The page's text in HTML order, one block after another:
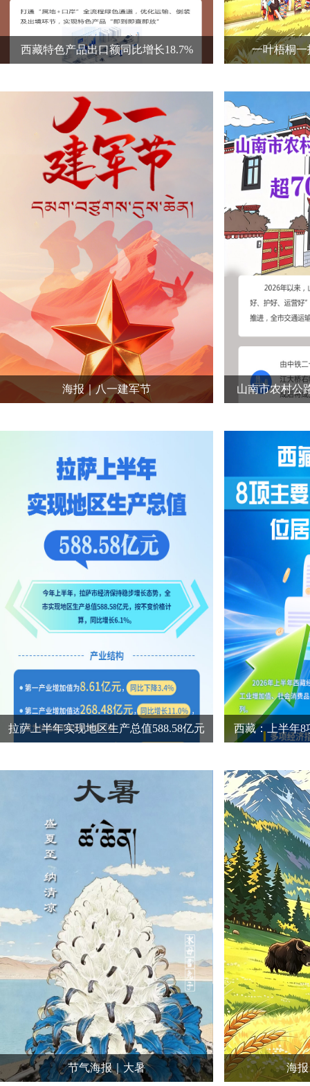
西藏特色产品出口额同比增长18.7% 一叶梧桐
海报｜八一建军节 山南市农村公
拉萨上半年实现地区生产总值588.58亿元 西藏：上半年8
节气海报｜大暑 海